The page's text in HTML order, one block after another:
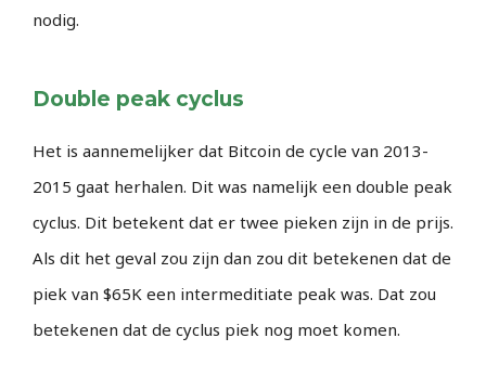
nodig.
Double peak cyclus
Het is aannemelijker dat Bitcoin de cycle van 2013-
2015 gaat herhalen. Dit was namelijk een double peak
cyclus. Dit betekent dat er twee pieken zijn in de prijs.
Als dit het geval zou zijn dan zou dit betekenen dat de
piek van $65K een intermeditiate peak was. Dat zou
betekenen dat de cyclus piek nog moet komen.